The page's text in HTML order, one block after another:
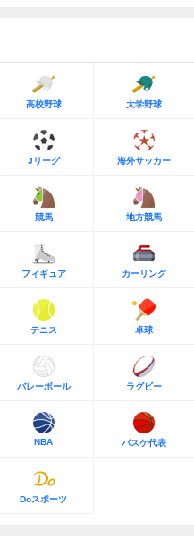
高校野球 大学野球
Jリーグ 海外サッカー
競馬 地方競馬
フィギュア カーリング
テニス 卓球
バレーボール ラグビー
NBA バスケ代表
Doスポーツ